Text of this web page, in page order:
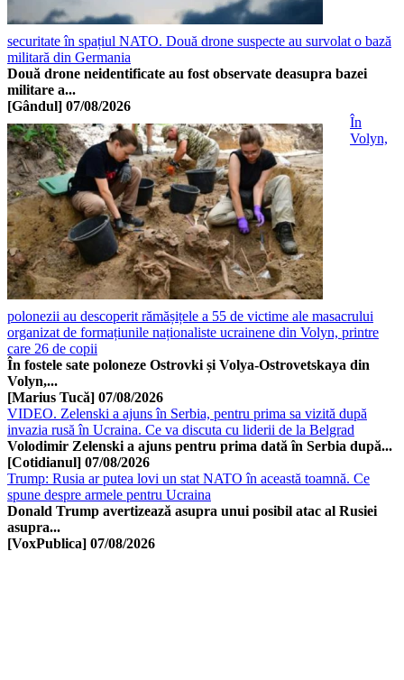
securitate în spațiul NATO. Două drone suspecte au survolat o bază
militară din Germania
Două drone neidentificate au fost observate deasupra bazei
militare a...
[Gândul] 07/08/2026
În
Volyn,
polonezii au descoperit rămășițele a 55 de victime ale masacrului
organizat de formațiunile naționaliste ucrainene din Volyn, printre
care 26 de copii
În fostele sate poloneze Ostrovki și Volya-Ostrovetskaya din
Volyn,...
[Marius Tucă] 07/08/2026
VIDEO. Zelenski a ajuns în Serbia, pentru prima sa vizită după
invazia rusă în Ucraina. Ce va discuta cu liderii de la Belgrad
Volodimir Zelenski a ajuns pentru prima dată în Serbia după...
[Cotidianul] 07/08/2026
Trump: Rusia ar putea lovi un stat NATO în această toamnă. Ce
spune despre armele pentru Ucraina
Donald Trump avertizează asupra unui posibil atac al Rusiei
asupra...
[VoxPublica] 07/08/2026